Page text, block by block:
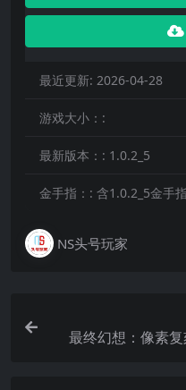
最近更新: 2026-04-28
游戏大小：:
最新版本：: 1.0.2_5
金手指：: 含1.0.2_5金手指
NS头号玩家
最终幻想：像素